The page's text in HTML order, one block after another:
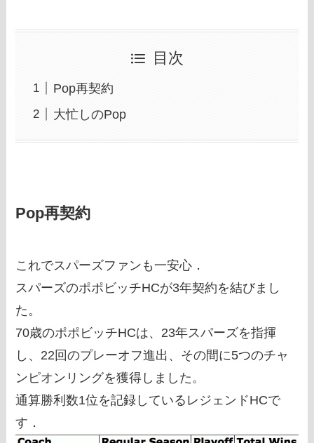
目次
Pop再契約
大忙しのPop
Pop再契約
これでスパーズファンも一安心．
スパーズのポポビッチHCが3年契約を結びまし
た。
70歳のポポビッチHCは、23年スパーズを指揮
し、22回のプレーオフ進出、その間に5つのチャ
ンピオンリングを獲得しました。
通算勝利数1位を記録しているレジェンドHCで
す．